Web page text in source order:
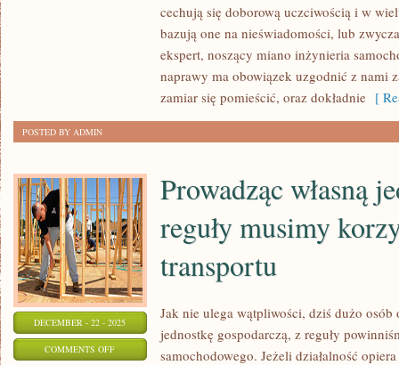
TECHNICZNEGO
cechują się doborową uczciwością i w
bazują one na nieświadomości, lub
ekspert, noszący miano inżynieria
naprawy ma obowiązek uzgodnić z nami
zamiar się pomieścić, oraz dokładnie [
POSTED BY ADMIN
DECEMBER - 22 - 2025
COMMENTS OFFON
Prowadząc własną
reguły musimy
transportu
Jak nie ulega wątpliwości, dziś dużo osób
jednostkę gospodarczą, z reguły
samochodowego. Jeżeli działalność